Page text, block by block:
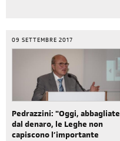
09 SETTEMBRE 2017
Pedrazzini: "Oggi, abbagliate
dal denaro, le Leghe non
capiscono l’importante